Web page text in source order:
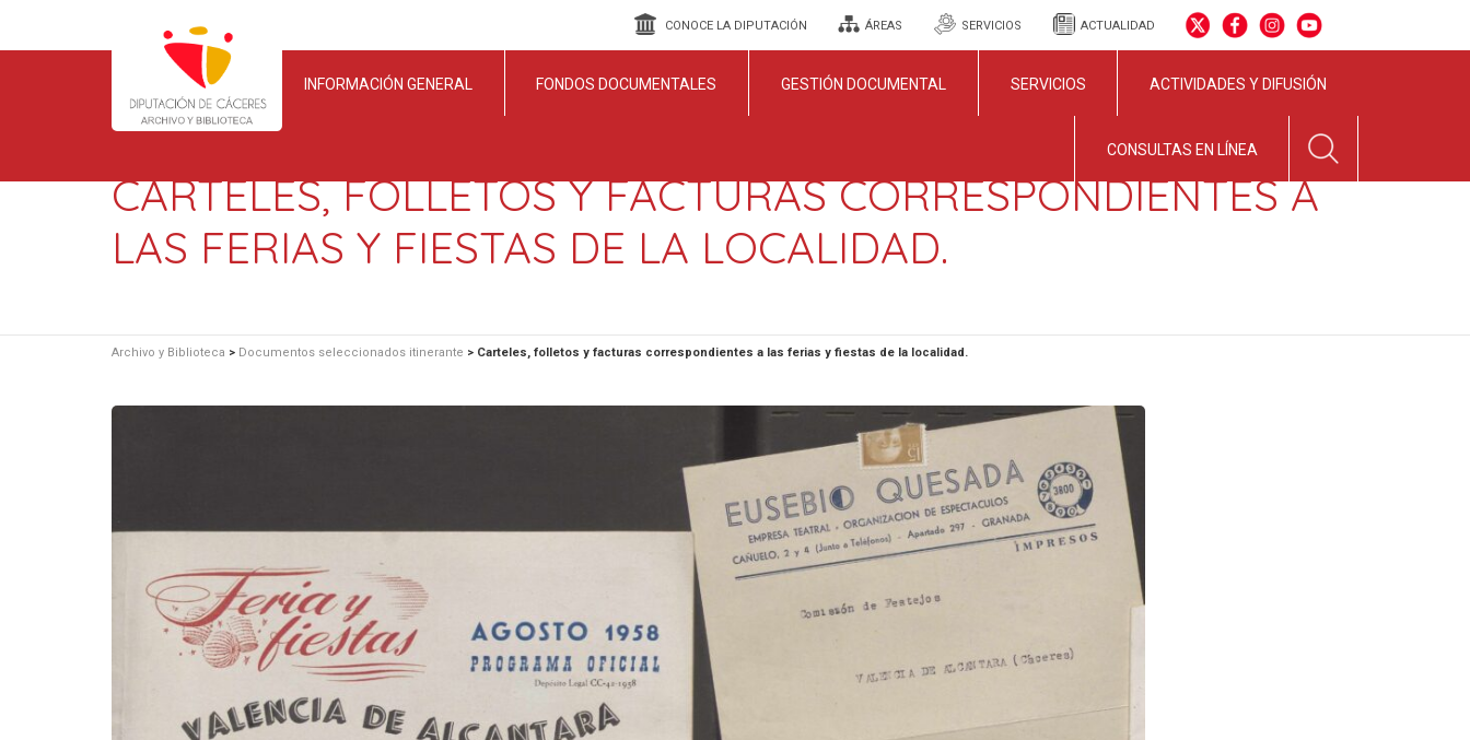
CONOCE LA DIPUTACIÓN ÁREAS SERVICIOS ACTUALIDAD
INFORMACIÓN GENERAL FONDOS DOCUMENTALES GESTIÓN DOCUMENTAL SERVICIOS ACTIVIDADES Y DIFUSIÓN
CONSULTAS EN LÍNEA
CARTELES, FOLLETOS Y FACTURAS CORRESPONDIENTES A
LAS FERIAS Y FIESTAS DE LA LOCALIDAD.
Archivo y Biblioteca > Documentos seleccionados itinerante > Carteles, folletos y facturas correspondientes a las ferias y fiestas de la localidad.